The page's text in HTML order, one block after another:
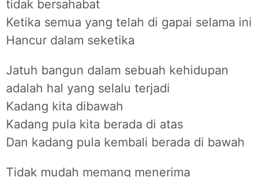
tidak bersahabat
Ketika semua yang telah di gapai selama ini
Hancur dalam seketika
Jatuh bangun dalam sebuah kehidupan
adalah hal yang selalu terjadi
Kadang kita dibawah
Kadang pula kita berada di atas
Dan kadang pula kembali berada di bawah
Tidak mudah memang menerima